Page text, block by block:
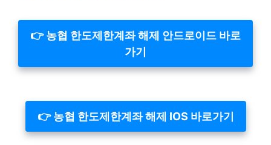
👉 농협 한도제한계좌 해제 안드로이드 바로
가기
👉 농협 한도제한계좌 해제 IOS 바로가기